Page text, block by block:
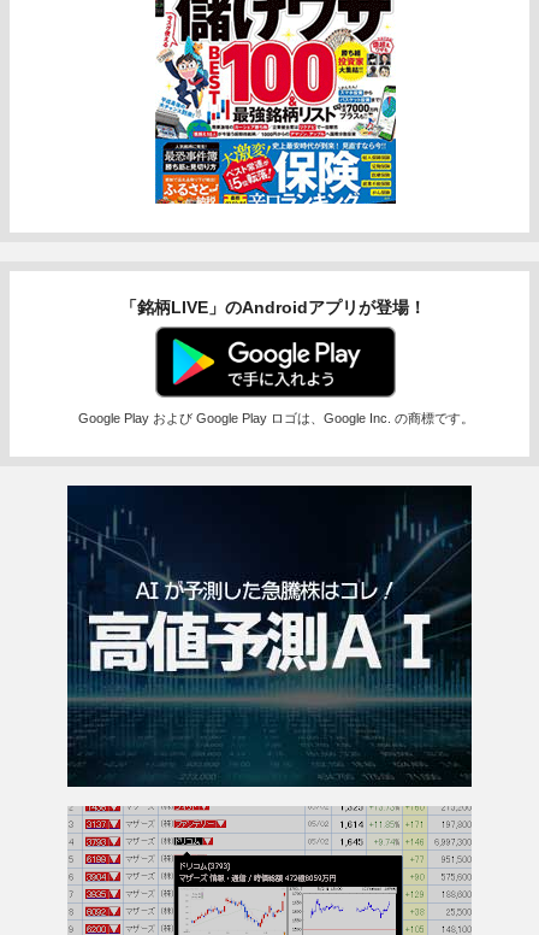
「銘柄LIVE」のAndroidアプリが登場！
Google Play および Google Play ロゴは、Google Inc. の商標です。